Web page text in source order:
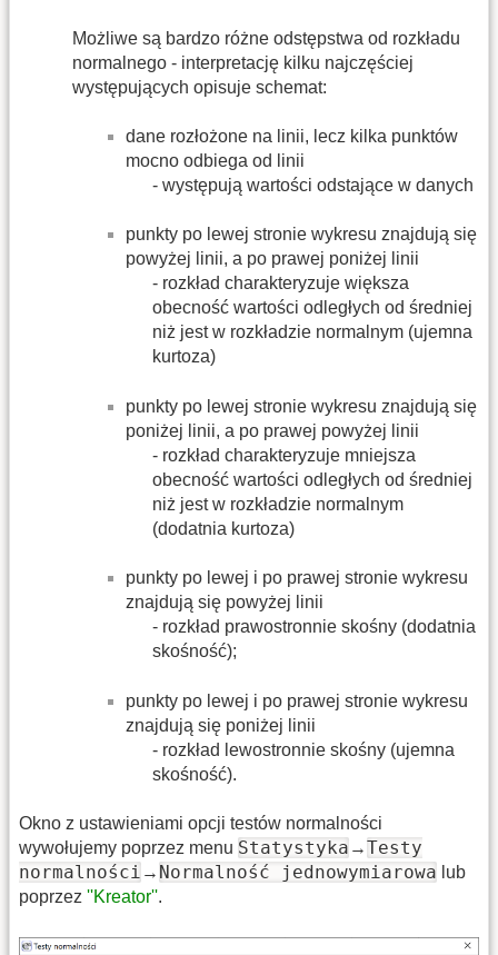
Możliwe są bardzo różne odstępstwa od rozkładu
normalnego - interpretację kilku najczęściej
występujących opisuje schemat:
dane rozłożone na linii, lecz kilka punktów
mocno odbiega od linii
- występują wartości odstające w danych
punkty po lewej stronie wykresu znajdują się
powyżej linii, a po prawej poniżej linii
- rozkład charakteryzuje większa
obecność wartości odległych od średniej
niż jest w rozkładzie normalnym (ujemna
kurtoza)
punkty po lewej stronie wykresu znajdują się
poniżej linii, a po prawej powyżej linii
- rozkład charakteryzuje mniejsza
obecność wartości odległych od średniej
niż jest w rozkładzie normalnym
(dodatnia kurtoza)
punkty po lewej i po prawej stronie wykresu
znajdują się powyżej linii
- rozkład prawostronnie skośny (dodatnia
skośność);
punkty po lewej i po prawej stronie wykresu
znajdują się poniżej linii
- rozkład lewostronnie skośny (ujemna
skośność).
Okno z ustawieniami opcji testów normalności
wywołujemy poprzez menu Statystyka →Testy
normalności → Normalność jednowymiarowa lub
poprzez ''Kreator''.